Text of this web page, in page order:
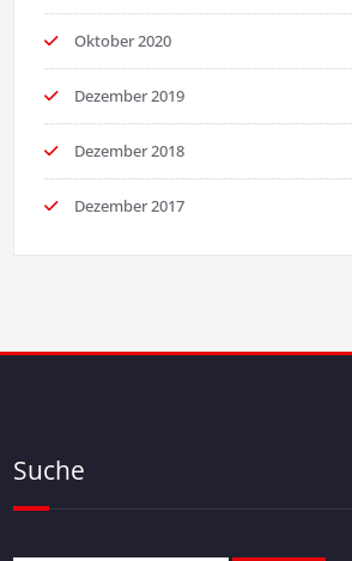
Oktober 2020
Dezember 2019
Dezember 2018
Dezember 2017
Suche